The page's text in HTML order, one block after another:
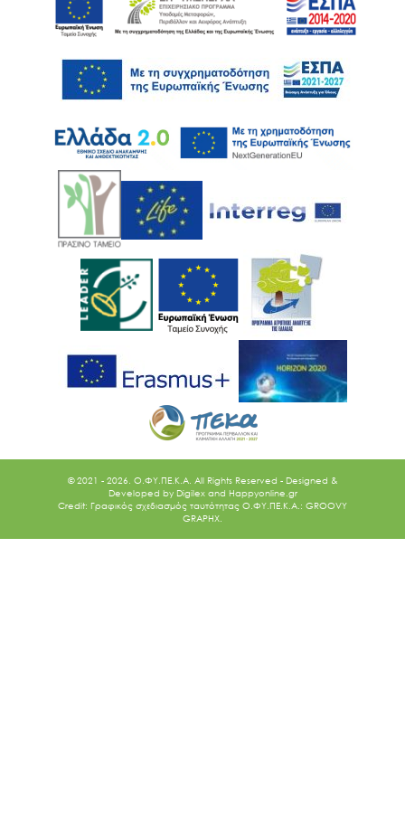
© 2021 - 2026. O.ΦΥ.ΠΕ.Κ.Α. All Rights Reserved - Designed &
Developed by Digilex and Happyonline.gr
Credit: Γραφικός σχεδιασμός ταυτότητας Ο.ΦΥ.ΠΕ.Κ.Α.: GROOVY
GRAPHX.